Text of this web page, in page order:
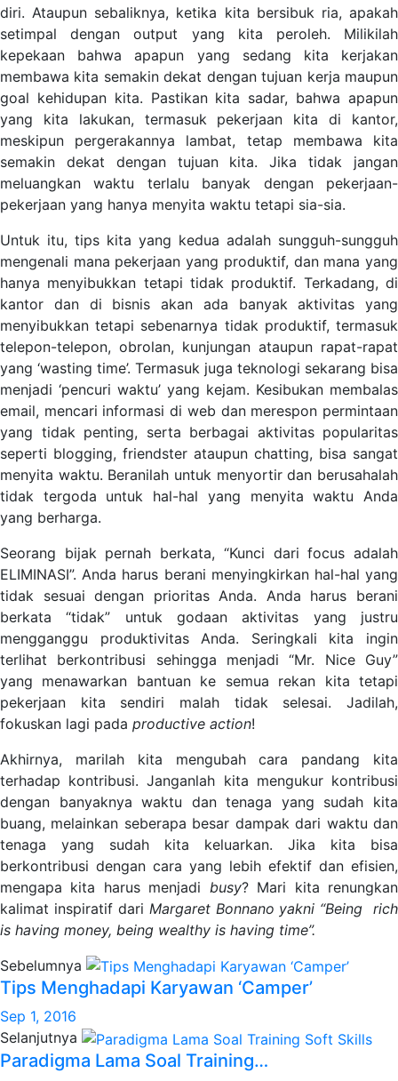
diri. Ataupun sebaliknya, ketika kita bersibuk ria, apakah
setimpal dengan output yang kita peroleh. Milikilah
kepekaan bahwa apapun yang sedang kita kerjakan
membawa kita semakin dekat dengan tujuan kerja maupun
goal kehidupan kita. Pastikan kita sadar, bahwa apapun
yang kita lakukan, termasuk pekerjaan kita di kantor,
meskipun pergerakannya lambat, tetap membawa kita
semakin dekat dengan tujuan kita. Jika tidak jangan
meluangkan waktu terlalu banyak dengan pekerjaan-
pekerjaan yang hanya menyita waktu tetapi sia-sia.
Untuk itu, tips kita yang kedua adalah sungguh-sungguh
mengenali mana pekerjaan yang produktif, dan mana yang
hanya menyibukkan tetapi tidak produktif. Terkadang, di
kantor dan di bisnis akan ada banyak aktivitas yang
menyibukkan tetapi sebenarnya tidak produktif, termasuk
telepon-telepon, obrolan, kunjungan ataupun rapat-rapat
yang ‘wasting time’. Termasuk juga teknologi sekarang bisa
menjadi ‘pencuri waktu’ yang kejam. Kesibukan membalas
email, mencari informasi di web dan merespon permintaan
yang tidak penting, serta berbagai aktivitas popularitas
seperti blogging, friendster ataupun chatting, bisa sangat
menyita waktu. Beranilah untuk menyortir dan berusahalah
tidak tergoda untuk hal-hal yang menyita waktu Anda
yang berharga.
Seorang bijak pernah berkata, “Kunci dari focus adalah
ELIMINASI”. Anda harus berani menyingkirkan hal-hal yang
tidak sesuai dengan prioritas Anda. Anda harus berani
berkata “tidak” untuk godaan aktivitas yang justru
mengganggu produktivitas Anda. Seringkali kita ingin
terlihat berkontribusi sehingga menjadi “Mr. Nice Guy”
yang menawarkan bantuan ke semua rekan kita tetapi
pekerjaan kita sendiri malah tidak selesai. Jadilah,
fokuskan lagi pada productive action!
Akhirnya, marilah kita mengubah cara pandang kita
terhadap kontribusi. Janganlah kita mengukur kontribusi
dengan banyaknya waktu dan tenaga yang sudah kita
buang, melainkan seberapa besar dampak dari waktu dan
tenaga yang sudah kita keluarkan. Jika kita bisa
berkontribusi dengan cara yang lebih efektif dan efisien,
mengapa kita harus menjadi busy? Mari kita renungkan
kalimat inspiratif dari Margaret Bonnano yakni “Being rich
is having money, being wealthy is having time”.
Sebelumnya
Tips Menghadapi Karyawan ‘Camper’
Sep 1, 2016
Selanjutnya
Paradigma Lama Soal Training…